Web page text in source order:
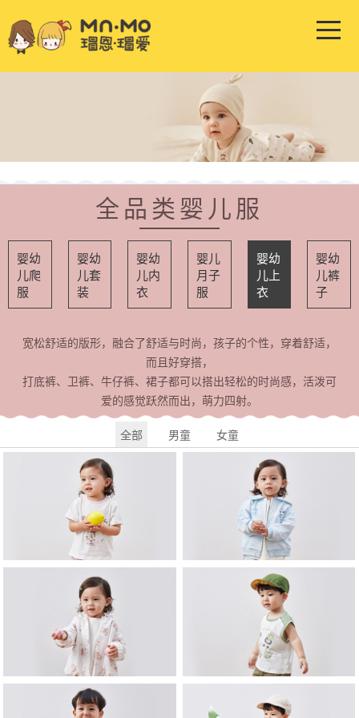
全品类婴儿服
婴幼
儿爬
服
婴幼
儿套
装
婴幼
儿内
衣
婴儿
月子
服
婴幼
儿上
衣
婴幼
儿裤
子
宽松舒适的版形，融合了舒适与时尚，孩子的个性，穿着舒适，
而且好穿搭，
打底裤、卫裤、牛仔裤、裙子都可以搭出轻松的时尚感，活泼可
爱的感觉跃然而出，萌力四射。
全部 男童 女童